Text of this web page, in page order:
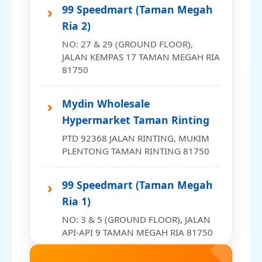
GS Mart (Pulai Mutiara)
NO 1, 3 & 5 JALAN PULAI MUTIARA
4/10 TAMAN PULAI MUTIARA 81300
Fresh Hub (Kempas)
NO. 10 & 12 JALAN KEMPAS UTAMA
1/1 TAMAN KEMPAS UTAMA 81300
Pasar Raya Kana (Taman
Nusantara)
NO. 5 & 7, JALAN BUKIT MEWAH 5/1
TAMAN BUKIT MEWAH 81200
Kana Harapan Jaya Trading
(Taman Ehsan Jaya)
C-01-12, JALAN EJ 4/1, TAMAN EHSAN
Kluang)
NO: 31 & 32 (GROUND FLOOR),
JALAN 1/3 TAMAN SRI KLUANG 86000
Kampung Majid)
NO: 17 & 18 (GROUND FLOOR),
JALAN KAMPUNG MAJID 6/1 TAMAN
KAMPUNG MAJID KAMPUNG MASJID
LAMA 86000
99 Speedmart (Kluang)
NO: 7 & 9 (GROUND FLOOR), JALAN
DUKU, KAWASAN PEMBANGUNAN
HAJI MANAN KAMPUNG MASJID
LAMA 86000
99 Speedmart (Taman Megah
Ria 2)
NO: 27 & 29 (GROUND FLOOR),
JALAN KEMPAS 17 TAMAN MEGAH RIA
81750
Mydin Wholesale
Hypermarket Taman Rinting
PTD 92368 JALAN RINTING, MUKIM
PLENTONG TAMAN RINTING 81750
99 Speedmart (Taman Megah
Ria 1)
NO: 3 & 5 (GROUND FLOOR), JALAN
API-API 9 TAMAN MEGAH RIA 81750